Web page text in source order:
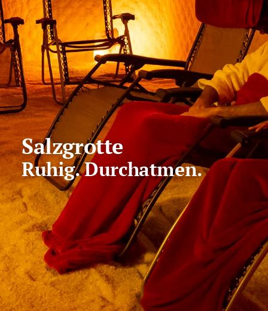
Salzgrotte
Ruhig. Durchatmen.